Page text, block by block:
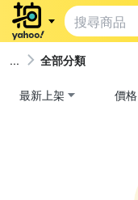
全部分類
最新上架 價格